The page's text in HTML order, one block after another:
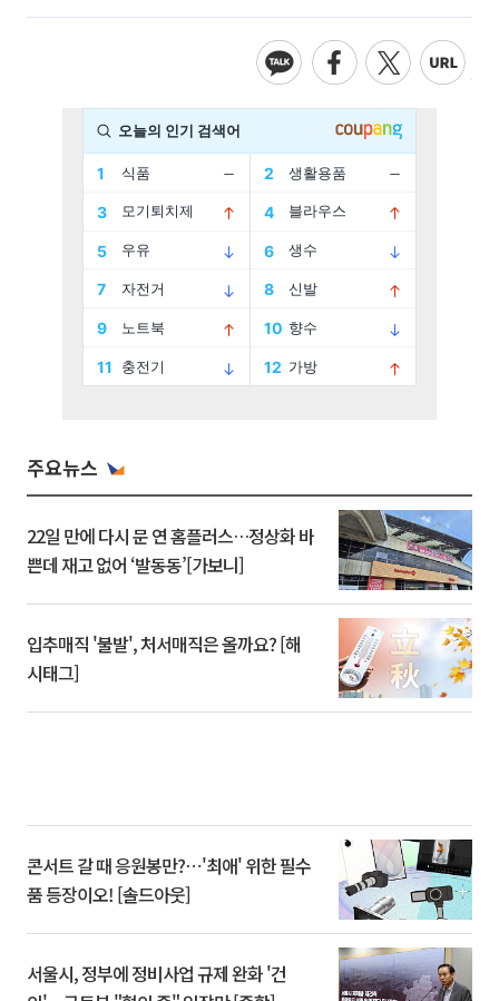
주요뉴스
22일 만에 다시 문 연 홈플러스…정상화 바
쁜데 재고 없어 ‘발동동’[가보니]
입추매직 '불발', 처서매직은 올까요? [해
시태그]
콘서트 갈 때 응원봉만?⋯'최애' 위한 필수
품 등장이오! [솔드아웃]
서울시, 정부에 정비사업 규제 완화 '건